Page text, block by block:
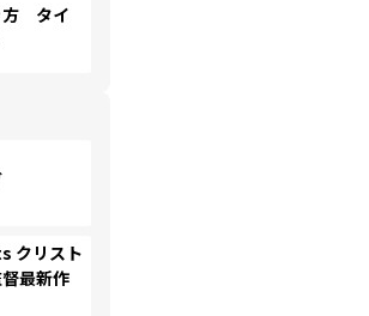
方 タイ
クリスト
最新作